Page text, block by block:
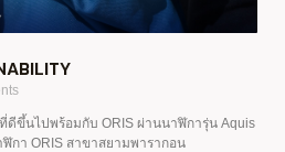
ดีขึ้นไปพร้อมกับ ORIS ผ่านนาฬิการุ่น Aquis
ฬิกา ORIS สาขาสยามพารากอน